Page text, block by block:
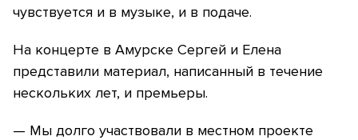
чувствуется и в музыке, и в подаче.
На концерте в Амурске Сергей и Елена
представили материал, написанный в течение
нескольких лет, и премьеры.
— Мы долго участвовали в местном проекте